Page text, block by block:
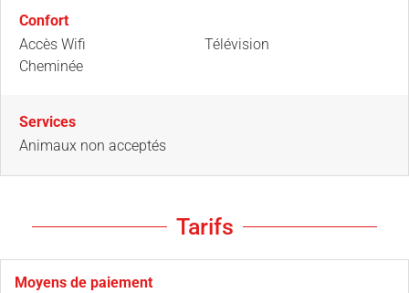
Confort
Accès Wifi
Cheminée
Télévision
Services
Animaux non acceptés
Tarifs
Moyens de paiement